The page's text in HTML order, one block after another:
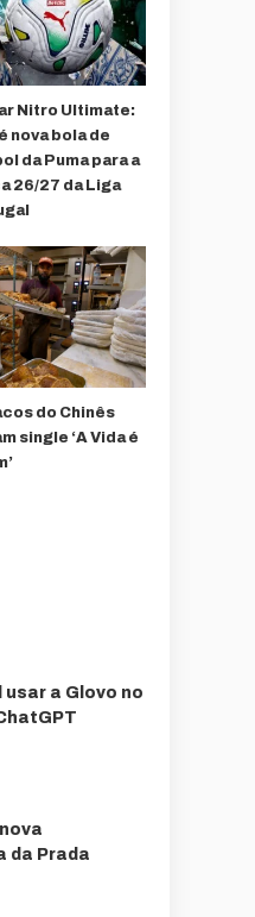
Nitro Ultimate:
nova bola de
da Puma para a
26/27 da Liga
do Chinês
single ‘A Vida é
usar a Glovo no
da Prada